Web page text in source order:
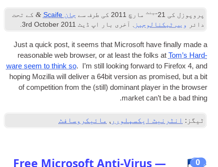
پروپوزل کی 21سینٹ مارچ 2011 کی طرف سے جان Scaife & کے تحت
دائر
ویب ٹیکنالوجیز . آخری بار اپ ڈیٹ 3rd October2011
.
Just a quick post, it seems that Microsoft have finally made a
reas­on­able web browser, or at least the folks at Tom’s Hard­
ware seem to think so. I’m still look­ing for­ward to Fire­fox 4, and
hop­ing Moz­illa will deliv­er a 64bit ver­sion as prom­ised, but a bit
of com­pet­i­tion from the(still ) dom­in­ant play­er in the browser
mar­ket can­’t be a bad thing
.
ٹیگز: انٹرنیٹ ایکسپلورر , مائیکروسافٹ
0
Free Microsoft Anti-Virus —